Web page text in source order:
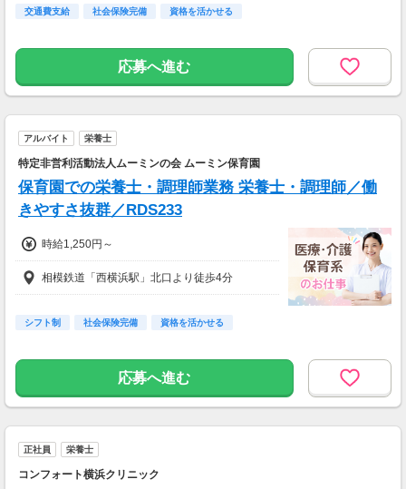
交通費支給 社会保険完備 資格を活かせる
応募へ進む
アルバイト 栄養士
特定非営利活動法人ムーミンの会 ムーミン保育園
保育園での栄養士・調理師業務 栄養士・調理師／働
きやすさ抜群／RDS233
時給1,250円～
相模鉄道「西横浜駅」北口より徒歩4分
シフト制 社会保険完備 資格を活かせる
応募へ進む
正社員 栄養士
コンフォート横浜クリニック